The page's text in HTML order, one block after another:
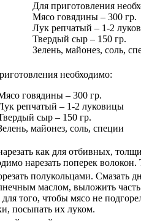
Для приготовления
Мясо говядины – 300 гр.
Лук репчатый – 1-2
Твердый сыр – 150 гр.
Зелень, майонез, соль,
необходимо:
говядины – 300 гр.
репчатый – 1-2 луковицы
сыр – 150 гр.
майонез, соль, специи
как для отбивных,
нарезать поперек волокон.
полукольцами. Смазать
маслом, выложить
для того, чтобы мясо не
посыпать их луком.